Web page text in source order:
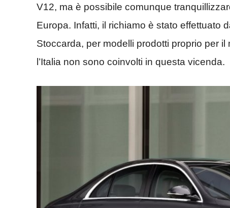
V12, ma è possibile comunque
Europa. Infatti, il richiamo è stato effettuato
Stoccarda, per modelli prodotti proprio per
l’Italia non sono coinvolti in questa vicenda.